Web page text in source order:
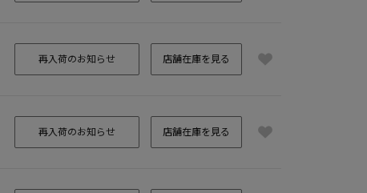
再入荷のお知らせ 店舗在庫を見る
再入荷のお知らせ 店舗在庫を見る